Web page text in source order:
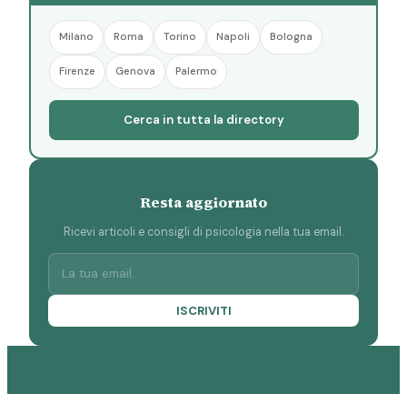
Milano Roma Torino Napoli Bologna
Firenze Genova Palermo
Cerca in tutta la directory
Resta aggiornato
Ricevi articoli e consigli di psicologia nella tua email.
ISCRIVITI